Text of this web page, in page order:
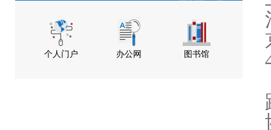
个人门户 办公网 图书馆